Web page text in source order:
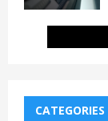
CATEGORIES